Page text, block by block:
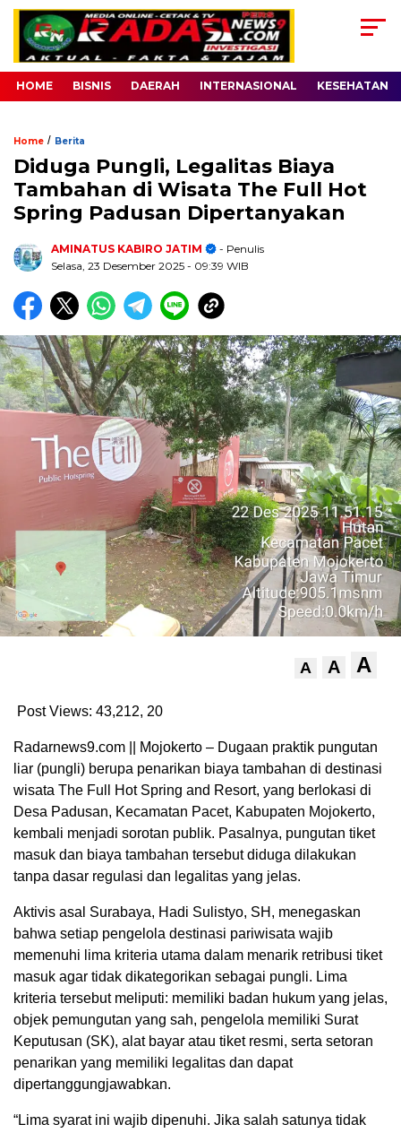
HOME BISNIS DAERAH INTERNASIONAL KESEHATAN
Home / Berita
Diduga Pungli, Legalitas Biaya
Tambahan di Wisata The Full Hot
Spring Padusan Dipertanyakan
AMINATUS KABIRO JATIM
- Penulis
Selasa, 23 Desember 2025 - 09:39 WIB
A A A
Post Views: 43,212, 20
Radarnews9.com || Mojokerto – Dugaan praktik pungutan
liar (pungli) berupa penarikan biaya tambahan di destinasi
wisata The Full Hot Spring and Resort, yang berlokasi di
Desa Padusan, Kecamatan Pacet, Kabupaten Mojokerto,
kembali menjadi sorotan publik. Pasalnya, pungutan tiket
masuk dan biaya tambahan tersebut diduga dilakukan
tanpa dasar regulasi dan legalitas yang jelas.
Aktivis asal Surabaya, Hadi Sulistyo, SH, menegaskan
bahwa setiap pengelola destinasi pariwisata wajib
memenuhi lima kriteria utama dalam menarik retribusi tiket
masuk agar tidak dikategorikan sebagai pungli. Lima
kriteria tersebut meliputi: memiliki badan hukum yang jelas,
objek pemungutan yang sah, pengelola memiliki Surat
Keputusan (SK), alat bayar atau tiket resmi, serta setoran
penarikan yang memiliki legalitas dan dapat
dipertanggungjawabkan.
“Lima syarat ini wajib dipenuhi. Jika salah satunya tidak